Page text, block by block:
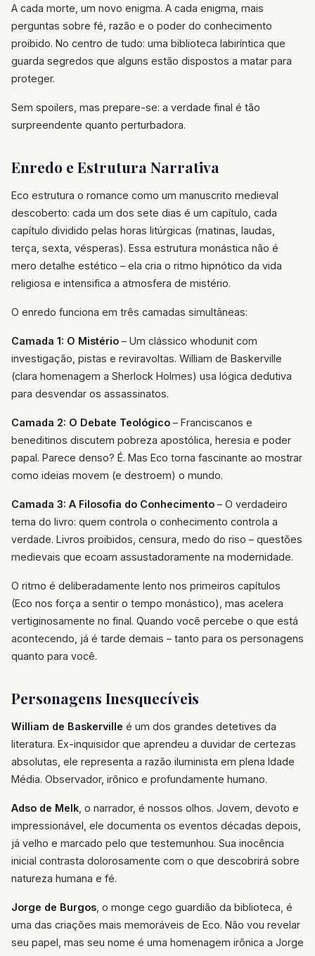
A cada morte, um novo enigma. A cada enigma, mais
perguntas sobre fé, razão e o poder do conhecimento
proibido. No centro de tudo: uma biblioteca labiríntica que
guarda segredos que alguns estão dispostos a matar para
proteger.
Sem spoilers, mas prepare-se: a verdade final é tão
surpreendente quanto perturbadora.
Enredo e Estrutura Narrativa
Eco estrutura o romance como um manuscrito medieval
descoberto: cada um dos sete dias é um capítulo, cada
capítulo dividido pelas horas litúrgicas (matinas, laudas,
terça, sexta, vésperas). Essa estrutura monástica não é
mero detalhe estético – ela cria o ritmo hipnótico da vida
religiosa e intensifica a atmosfera de mistério.
O enredo funciona em três camadas simultâneas:
Camada 1: O Mistério – Um clássico whodunit com
investigação, pistas e reviravoltas. William de Baskerville
(clara homenagem a Sherlock Holmes) usa lógica dedutiva
para desvendar os assassinatos.
Camada 2: O Debate Teológico – Franciscanos e
beneditinos discutem pobreza apostólica, heresia e poder
papal. Parece denso? É. Mas Eco torna fascinante ao mostrar
como ideias movem (e destroem) o mundo.
Camada 3: A Filosofia do Conhecimento – O verdadeiro
tema do livro: quem controla o conhecimento controla a
verdade. Livros proibidos, censura, medo do riso – questões
medievais que ecoam assustadoramente na modernidade.
O ritmo é deliberadamente lento nos primeiros capítulos
(Eco nos força a sentir o tempo monástico), mas acelera
vertiginosamente no final. Quando você percebe o que está
acontecendo, já é tarde demais – tanto para os personagens
quanto para você.
Personagens Inesquecíveis
William de Baskerville é um dos grandes detetives da
literatura. Ex-inquisidor que aprendeu a duvidar de certezas
absolutas, ele representa a razão iluminista em plena Idade
Média. Observador, irônico e profundamente humano.
Adso de Melk , o narrador, é nossos olhos. Jovem, devoto e
impressionável, ele documenta os eventos décadas depois,
já velho e marcado pelo que testemunhou. Sua inocência
inicial contrasta dolorosamente com o que descobrirá sobre
natureza humana e fé.
Jorge de Burgos , o monge cego guardião da biblioteca, é
uma das criações mais memoráveis de Eco. Não vou revelar
seu papel, mas seu nome é uma homenagem irônica a Jorge